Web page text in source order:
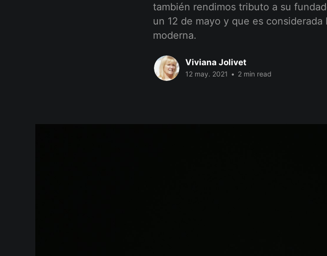
también rendimos tributo a su
un 12 de mayo y que es
moderna.
Viviana Jolivet
12 may. 2021 • 2 min read